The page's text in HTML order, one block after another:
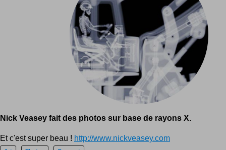
Nick Veasey fait des photos sur base de rayons X.
Et c'est super beau ! http://www.nickveasey.com